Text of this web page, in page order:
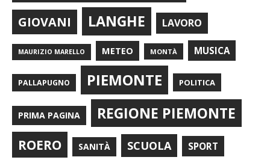
GIOVANI LANGHE LAVORO
MAURIZIO MARELLO METEO MONTÀ MUSICA
PALLAPUGNO PIEMONTE POLITICA
PRIMA PAGINA REGIONE PIEMONTE
ROERO SANITÀ SCUOLA SPORT